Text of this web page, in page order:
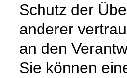
Schutz der
anderer
an den
Sie können